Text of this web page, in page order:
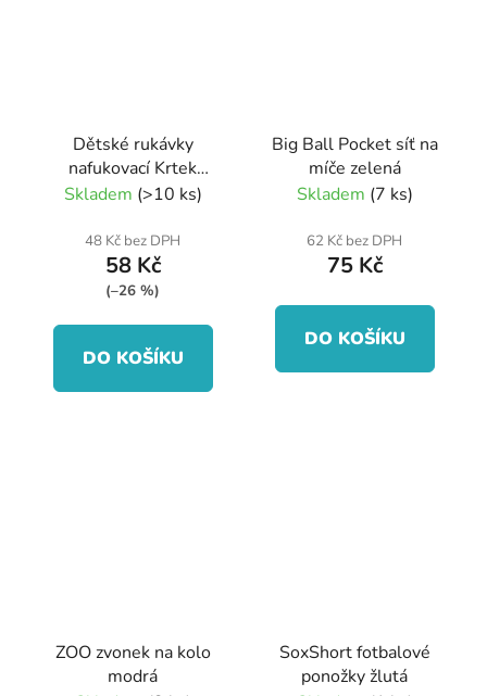
Dětské rukávky
nafukovací Krtek
30x15cm
Skladem (>10 ks)
48 Kč bez DPH
58 Kč
(–26 %)
DO KOŠÍKU
Big Ball Pocket síť na
míče zelená
Skladem (7 ks)
62 Kč bez DPH
75 Kč
DO KOŠÍKU
ZOO zvonek na kolo
modrá
SoxShort fotbalové
ponožky žlutá